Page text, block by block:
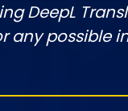
DeepL
any possible